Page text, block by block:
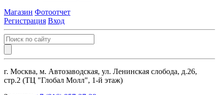
Магазин Фотоотчет
Регистрация Вход
г. Москва, м. Автозаводская, ул. Ленинская слобода, д.26,
стр.2 (ТЦ "Глобал Молл", 1-й этаж)